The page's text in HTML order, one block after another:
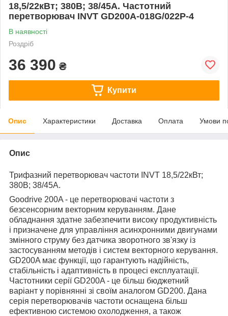
18,5/22кВт; 380В; 38/45А. Частотний
перетворювач INVT GD200A-018G/022P-4
В наявності
Роздріб
36 390 ₴
Купити
Опис Характеристики Доставка Оплата Умови
Опис
Трифазний перетворювач частоти INVT 18,5/22кВт;
380В; 38/45А.
Goodrive 200A - це перетворювачі частоти з
безсенсорним векторним керуванням. Дане
обладнання здатне забезпечити високу продуктивність
і призначене для управління асинхронними двигунами
змінного струму без датчика зворотного зв'язку із
застосуванням методів і систем векторного керування.
GD200A має функції, що гарантують надійність,
стабільність і адаптивність в процесі експлуатації.
Частотники серії GD200A - це більш бюджетний
варіант у порівнянні зі своїм аналогом GD200. Дана
серія перетворювачів частоти оснащена більш
ефективною системою охолодження, а також